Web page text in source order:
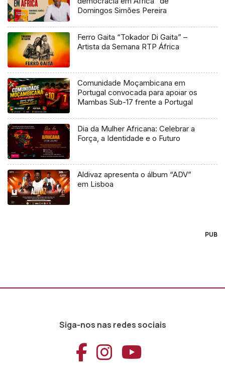
Domingos Simões Pereira
Ferro Gaita “Tokador Di Gaita” –
Artista da Semana RTP África
Comunidade Moçambicana em
Portugal convocada para apoiar os
Mambas Sub-17 frente a Portugal
Dia da Mulher Africana: Celebrar a
Força, a Identidade e o Futuro
Aldivaz apresenta o álbum “ADV”
em Lisboa
PUB
Siga-nos nas redes sociais
Aceder ao
Aceder ao
Aceder